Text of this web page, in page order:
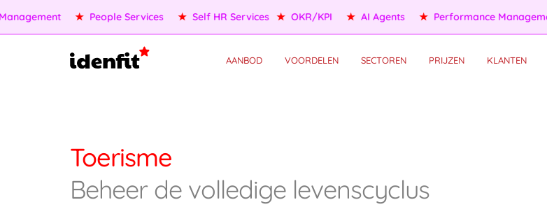
★ People Services ★ Self HR Services ★ OKR/KPI AI Agents ★ Performance Management
AANBOD VOORDELEN SECTOREN PRIJZEN KLANTEN
Toerisme
Beheer de volledige levenscyclus